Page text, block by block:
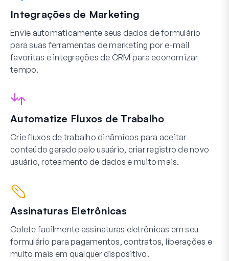
Integrações de Marketing
Envie automaticamente seus dados de formulário
para suas ferramentas de marketing por e-mail
favoritas e integrações de CRM para economizar
tempo.
Automatize Fluxos de Trabalho
Crie fluxos de trabalho dinâmicos para aceitar
conteúdo gerado pelo usuário, criar registro de novo
usuário, roteamento de dados e muito mais.
Assinaturas Eletrônicas
Colete facilmente assinaturas eletrônicas em seu
formulário para pagamentos, contratos, liberações e
muito mais em qualquer dispositivo.